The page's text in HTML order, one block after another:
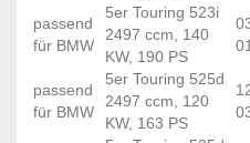
passend
für BMW
5er Touring 523i
2497 ccm, 140
KW, 190 PS
passend
für BMW
5er Touring 525d
2497 ccm, 120
KW, 163 PS